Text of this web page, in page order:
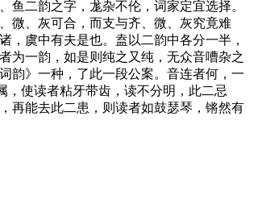
鱼二韵之字，尨杂不伦，词家定宜选择。
微、灰可合，而支与齐、微、灰究竟难
，虞中有夫是也。盍以二韵中各分一半，
为一韵，如是则纯之又纯，无众音嘈杂之
韵》一种，了此一段公案。音连者何，一
，使读者粘牙带齿，读不分明，此二忌
再能去此二患，则读者如鼓瑟琴，锵然有